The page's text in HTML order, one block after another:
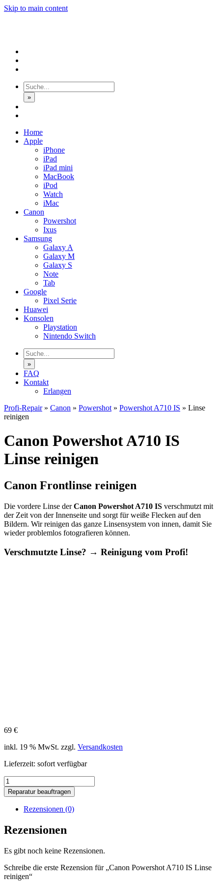
Skip to main content
»
Home
Apple
iPhone
iPad
iPad mini
MacBook
iPod
Watch
iMac
Canon
Powershot
Ixus
Samsung
Galaxy A
Galaxy M
Galaxy S
Note
Tab
Google
Pixel Serie
Huawei
Konsolen
Playstation
Nintendo Switch
»
FAQ
Kontakt
Erlangen
Profi-Repair» Canon » Powershot » Powershot A710 IS » Linse
reinigen
Canon Powershot A710 IS
Linse reinigen
Canon Frontlinse reinigen
Die vordere Linse derCanon Powershot A710 IS verschmutzt mit
der Zeit von der Innenseite und sorgt für weiße Flecken auf den
Bildern. Wir reinigen das ganze Linsensystem von innen, damit Sie
wieder problemlos fotografieren können.
Verschmutzte Linse? → Reinigung vom Profi!
69 €
inkl. 19 % MwSt. zzgl. Versandkosten
Lieferzeit: sofort verfügbar
Canon
Powershot
A710
reinigen
Menge
Reparatur beauftragen
Rezensionen (0)
Rezensionen
Es gibt noch keine Rezensionen.
Schreibe die erste Rezension für „Canon Powershot A710 IS Linse
reinigen“